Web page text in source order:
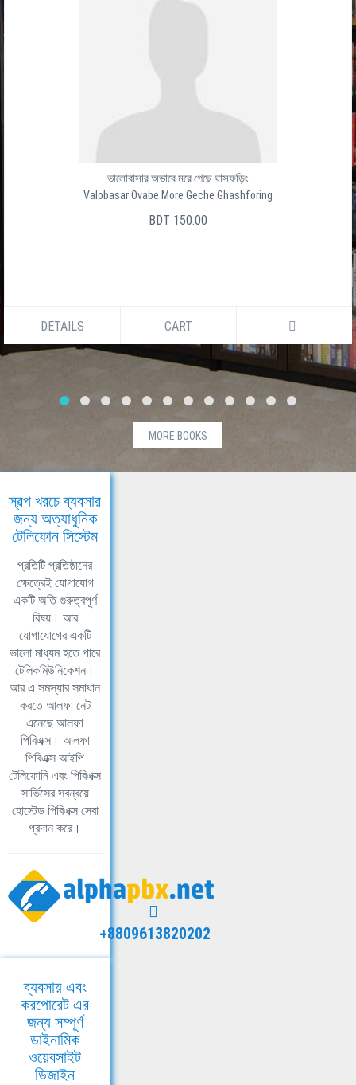
ভালোবাসার অভাবে মরে গেছে ঘাসফড়িং
Valobasar Ovabe More Geche Ghashforing
BDT 150.00
DETAILS CART
MORE BOOKS
স্বল্প খরচে ব্যবসার
জন্য অত্যাধুনিক
টেলিফোন সিস্টেম
প্রতিটি প্রতিষ্ঠানের
ক্ষেত্রেই যোগাযোগ
একটি অতি গুরুত্বপূর্ণ
বিষয়। আর
যোগাযোগের একটি
ভালো মাধ্যম হতে পারে
টেলিকমিউনিকেশন।
আর এ সমস্যার সমাধান
করতে আলফা নেট
এনেছে আলফা
পিবিএক্স। আলফা
পিবিএক্স আইপি
টেলিফোনি এবং পিবিএক্স
সার্ভিসের সবন্বয়ে
হোস্টেড পিবিএক্স সেবা
প্রদান করে।
+8809613820202
ব্যবসায় এবং
করপোরেট এর
জন্য সম্পূর্ণ
ডাইনামিক
ওয়েবসাইট
ডিজাইন